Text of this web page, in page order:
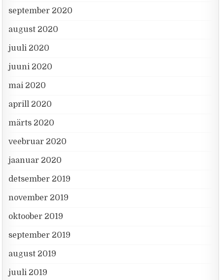
september 2020
august 2020
juuli 2020
juuni 2020
mai 2020
aprill 2020
märts 2020
veebruar 2020
jaanuar 2020
detsember 2019
november 2019
oktoober 2019
september 2019
august 2019
juuli 2019